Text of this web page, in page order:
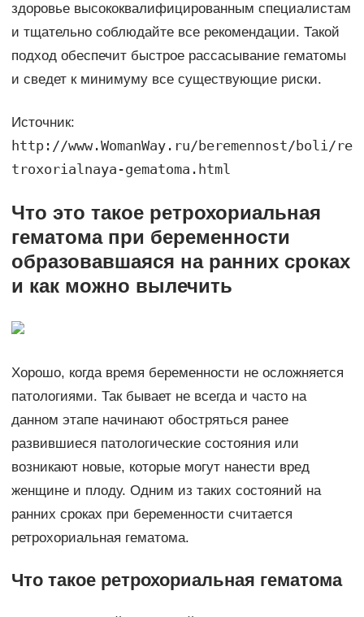
здоровье высококвалифицированным специалистам
и тщательно соблюдайте все рекомендации. Такой
подход обеспечит быстрое рассасывание гематомы
и сведет к минимуму все существующие риски.
Источник:
http://www.WomanWay.ru/beremennost/boli/re
troxorialnaya-gematoma.html
Что это такое ретрохориальная
гематома при беременности
образовавшаяся на ранних сроках
и как можно вылечить
Хорошо, когда время беременности не осложняется
патологиями. Так бывает не всегда и часто на
данном этапе начинают обостряться ранее
развившиеся патологические состояния или
возникают новые, которые могут нанести вред
женщине и плоду. Одним из таких состояний на
ранних сроках при беременности считается
ретрохориальная гематома.
Что такое ретрохориальная гематома